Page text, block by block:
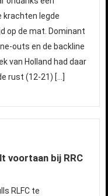
krachten legde
op de mat. Dominant
outs en de backline
van Holland had daar
rust (12-21) […]
voortaan bij RRC
RLFC te